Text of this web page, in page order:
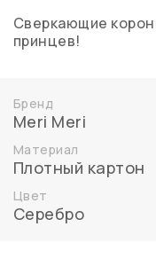
Сверкающие
принцев!
Бренд
Meri Meri
Материал
Плотный картон
Цвет
Серебро